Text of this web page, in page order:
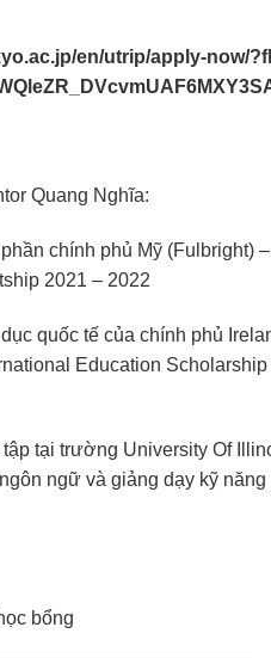
en/utrip/apply-now/
Quang Nghĩa:
chính phủ Mỹ (Fulbright)
2021 – 2022
quốc tế của chính phủ
Education Scholarship
tại trường University Of
ngữ và giảng dạy kỹ năng
bổng